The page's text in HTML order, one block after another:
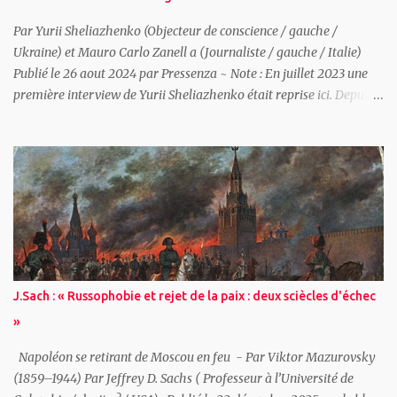
États-Un...
Par Yurii Sheliazhenko (Objecteur de conscience / gauche /
Ukraine) et Mauro Carlo Zanell a (Journaliste / gauche / Italie)
Publié le 26 aout 2024 par Pressenza ~ Note : En juillet 2023 une
première interview de Yurii Sheliazhenko était reprise ici. Depuis
ici . ~ (Mauro Carlo Zanella ): Un ami m’écrit : « Bien sûr que tu as
du courage! » Mais la vérité est que j’ai vraiment peur, j’ai un
rendez-vous à confirmer avec Yurii et au dernier moment je
voudrais reporter la rencontre. Je m’imagine, dans un crescendo de
panique, être arrêté par la police, les services secrets, l’armée. Etre
emmené en prison, ou pire, abattu contre le premier mur. Puis la
rationalité et le sens du devoir reprennent le dessus et je confirme
le rendez-vous. Yurii me rejoint au restaurant italien près de chez
lui. Tout de suite, il manifeste de la symp...
J.Sach : « Russophobie et rejet de la paix : deux sciècles d'échec
»
Napoléon se retirant de Moscou en feu - Par Viktor Mazurovsky
(1859–1944) Par Jeffrey D. Sachs ( Professeur à l’Université de